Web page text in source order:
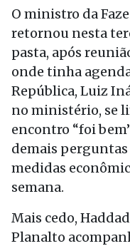
O ministro da
retornou nesta
pasta, após
onde tinha
República, Luiz
no ministério, se
encontro “foi
demais
medidas
semana.
Mais cedo,
Planalto